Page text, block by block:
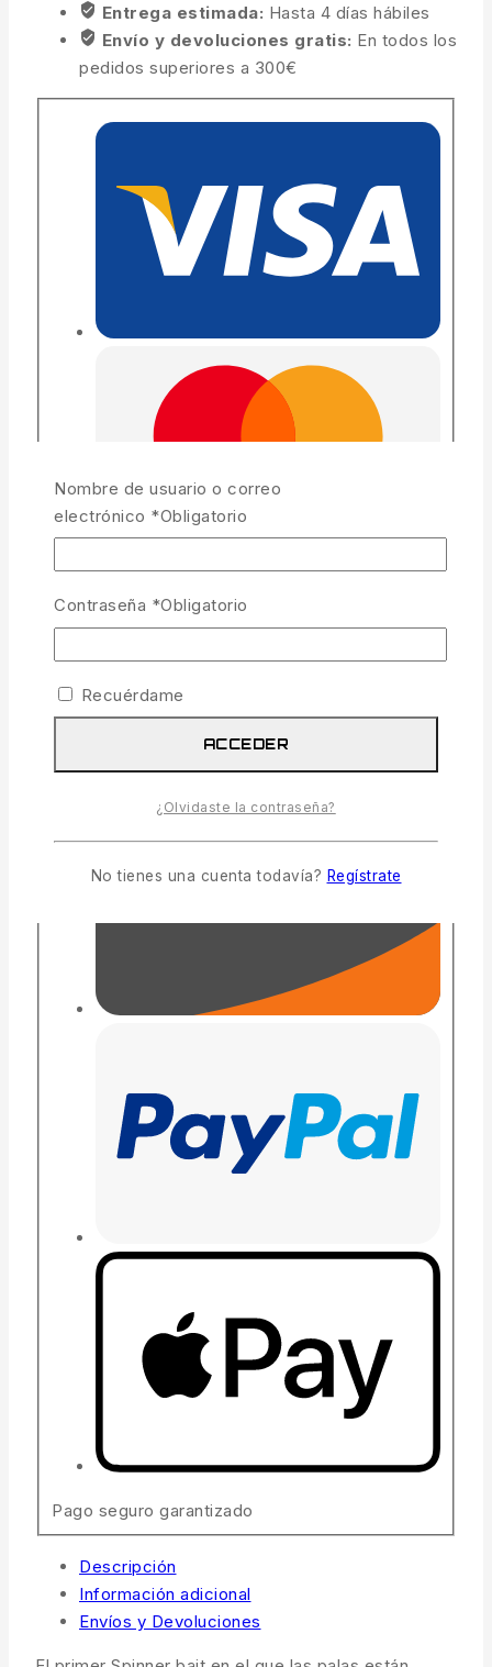
Entrega estimada: Hasta 4 días hábiles
Envío y devoluciones gratis: En todos los
pedidos superiores a 300€
Pago seguro garantizado
Descripción
Información adicional
Envíos y Devoluciones
Nombre de usuario o correo
electrónico *Obligatorio
Contraseña *Obligatorio
Recuérdame
ACCEDER
¿Olvidaste la contraseña?
No tienes una cuenta todavía? Regístrate